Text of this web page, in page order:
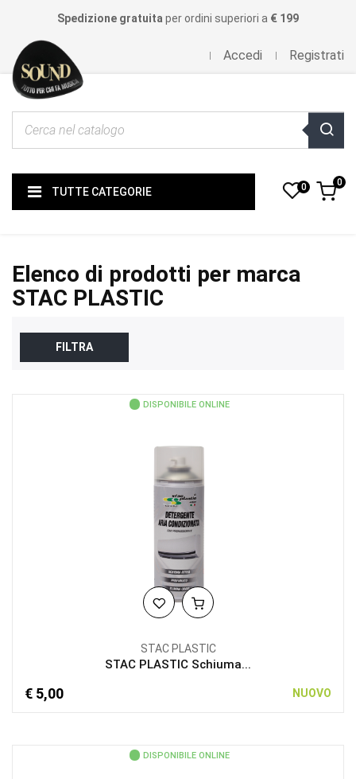
Spedizione gratuita per ordini superiori a € 199
Accedi Registrati
TUTTE CATEGORIE 0 0
Elenco di prodotti per marca
STAC PLASTIC
FILTRA
DISPONIBILE ONLINE
STAC PLASTIC
STAC PLASTIC Schiuma...
€ 5,00 NUOVO
DISPONIBILE ONLINE